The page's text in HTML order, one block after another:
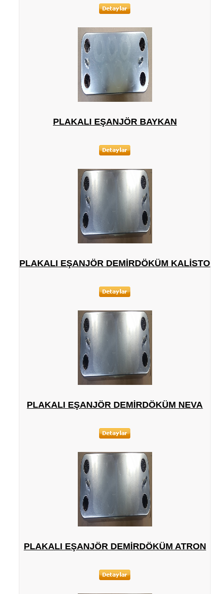
PLAKALI EŞANJÖR BAYKAN
PLAKALI EŞANJÖR DEMIRDÖKÜM KALISTO
PLAKALI EŞANJÖR DEMIRDÖKÜM NEVA
PLAKALI EŞANJÖR DEMIRDÖKÜM ATRON